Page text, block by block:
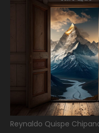
Reynaldo Quispe